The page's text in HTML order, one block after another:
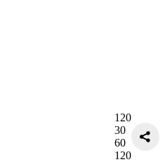
120
30
60
120